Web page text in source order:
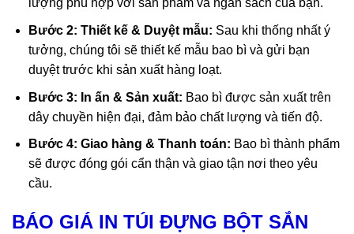
lượng phù hợp với sản phẩm và ngân sách của bạn.
Bước 2: Thiết kế & Duyệt mẫu: Sau khi thống nhất ý
tưởng, chúng tôi sẽ thiết kế mẫu bao bì và gửi bạn
duyệt trước khi sản xuất hàng loạt.
Bước 3: In ấn & Sản xuất: Bao bì được sản xuất trên
dây chuyền hiện đại, đảm bảo chất lượng và tiến độ.
Bước 4: Giao hàng & Thanh toán: Bao bì thành phẩm
sẽ được đóng gói cẩn thận và giao tận nơi theo yêu
cầu.
BÁO GIÁ IN TÚI ĐỰNG BỘT SẮN